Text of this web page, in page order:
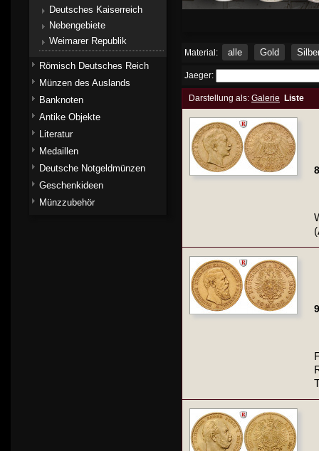
Material: alle Gold
Jaeger:
Darstellung als: Galerie Liste
Deutsches Kaiserreich
Nebengebiete
Weimarer Republik
Römisch Deutsches Reich
Münzen des Auslands
Banknoten
Antike Objekte
Literatur
Medaillen
Deutsche Notgeldmünzen
Geschenkideen
Münzzubehör